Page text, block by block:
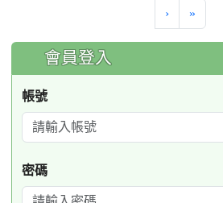
› »
:::
會員登入
帳號
密碼